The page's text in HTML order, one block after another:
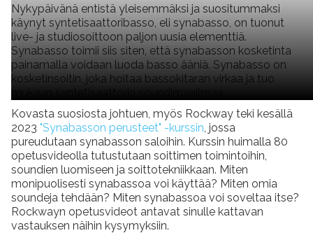
Nykypäivänä entistä yleisemmäksi ja suositummaksi
käynyt syntetisaattoribasso, eli synabasso, on tuonut
live- ja studiosoittoon paljon uusia elementtiä.
Synabasso toimii siis siten, että synabasson kosketinta
painamalla voidaan luoda basso ääniä. Synabasso on
kosketinsoitin, joka hoitaa bassokitaran virkaa ja tuo
Kovasta suosiosta johtuen, myös Rockway teki kesällä
2023 "Synabasson perusteet" -kurssin, jossa
pureudutaan synabasson saloihin. Kurssin huimalla 80
opetusvideolla tutustutaan soittimen toimintoihin,
soundien luomiseen ja soittotekniikkaan. Miten
monipuolisesti synabassoa voi käyttää? Miten omia
soundeja tehdään? Miten synabassoa voi soveltaa itse?
Rockwayn opetusvideot antavat sinulle kattavan
vastauksen näihin kysymyksiin.